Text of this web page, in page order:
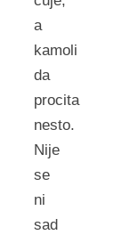
a
kamoli
da
procita
nesto.
Nije
se
ni
sad